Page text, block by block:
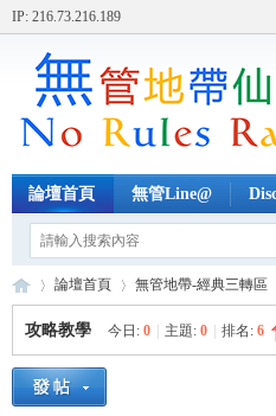
IP: 216.73.216.189
論壇首頁 無管Line@
»
論壇首頁 無管地帶-經典三轉區
攻略教學 今日: 0 主題: 0 排名: 6